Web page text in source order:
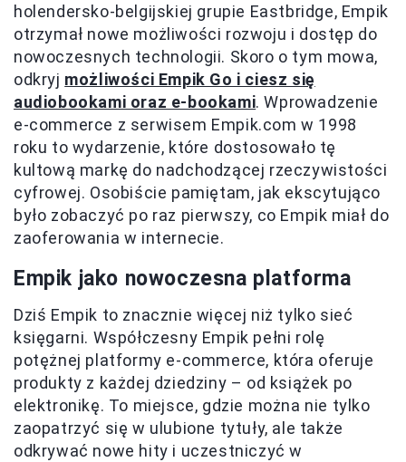
holendersko-belgijskiej grupie Eastbridge, Empik
otrzymał nowe możliwości rozwoju i dostęp do
nowoczesnych technologii. Skoro o tym mowa,
odkryj możliwości Empik Go i ciesz się
audiobookami oraz e-bookami. Wprowadzenie
e-commerce z serwisem Empik.com w 1998
roku to wydarzenie, które dostosowało tę
kultową markę do nadchodzącej rzeczywistości
cyfrowej. Osobiście pamiętam, jak ekscytująco
było zobaczyć po raz pierwszy, co Empik miał do
zaoferowania w internecie.
Empik jako nowoczesna platforma
Dziś Empik to znacznie więcej niż tylko sieć
księgarni. Współczesny Empik pełni rolę
potężnej platformy e-commerce, która oferuje
produkty z każdej dziedziny – od książek po
elektronikę. To miejsce, gdzie można nie tylko
zaopatrzyć się w ulubione tytuły, ale także
odkrywać nowe hity i uczestniczyć w